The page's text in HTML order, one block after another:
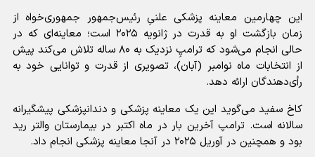
این چهارمین معاینه پزشکی علنیِ رئیس‌جمهور جمهوری‌خواه از
زمان بازگشت او به قدرت در ژانویه ۲۰۲۵ است؛ معاینه‌ای که در
حالی انجام می‌شود که ترامپِ نزدیک به ۸۰ ساله تلاش می‌کند پیش
از انتخابات ماه نوامبر (آبان)، تصویری از قدرت و توانایی خود به
رأی‌دهندگان ارائه دهد.
کاخ سفید می‌گوید این یک معاینه پزشکی و دندانپزشکی پیشگیرانه
سالانه است. ترامپ آخرین بار در ماه اکتبر در بیمارستان والتر رید
بود و همچنین در آوریل ۲۰۲۵ در آنجا معاینه پزشکی انجام داد.